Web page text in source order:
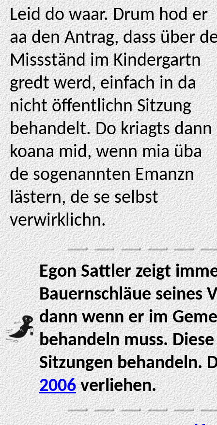
Leid do waar. Drum hod er
aa den Antrag, dass über
Missständ im Kindergartn
gredt werd, einfach in da
nicht öffentlichn Sitzung
behandelt. Do kriagts dann
koana mid, wenn mia üba
de sogenannten Emanzn
lästern, de se selbst
verwirklichn.
Egon Sattler zeigt
Bauernschläue seines
dann wenn er im
behandeln muss.
Sitzungen behandeln.
2006verliehen.